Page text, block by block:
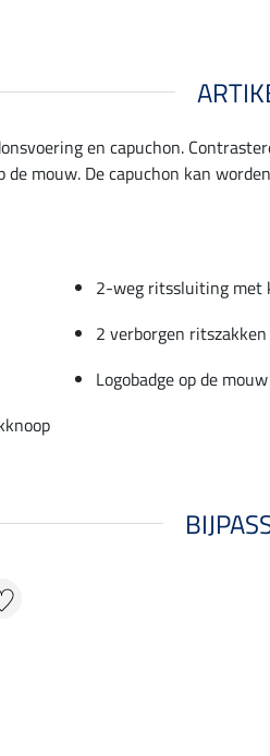
en capuchon.
de mouw. De capuchon kan
2-weg ritssluiting met
2 verborgen
Logobadge op de mouw